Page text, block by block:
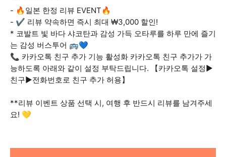
- 🔥일본 한정 리뷰 EVENT🔥
- ✔ 리뷰 약속하면 즉시 최대 ₩3,000 할인!
* 코발트 빛 바다 샤코탄과 감성 가득 오타루를 하루 만에 즐기
는 감성 버스투어 🚌💙
📞 카카오톡 친구 추가 기능 활성화 카카오톡 친구 추가가 가
능하도록 아래와 같이 설정 부탁드립니다. 【카카오톡 설정▶
친구▶전화번호로 친구 추가 허용】
**리뷰 이벤트 상품 선택 시, 여행 후 반드시 리뷰를 남겨주세
요! 💛